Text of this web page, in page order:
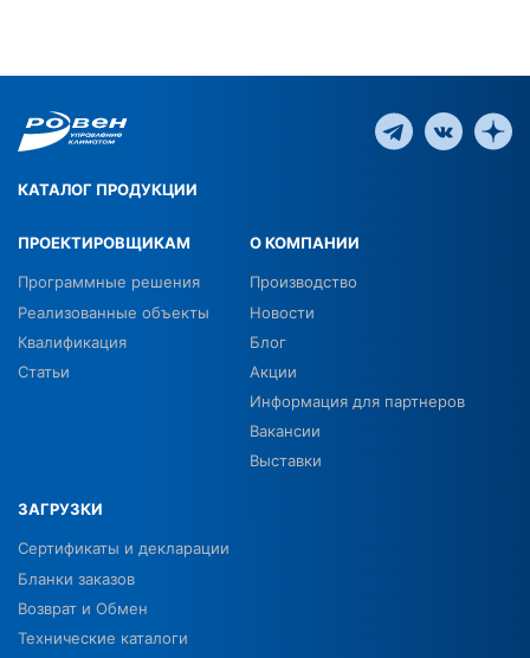
КАТАЛОГ ПРОДУКЦИИ
ПРОЕКТИРОВЩИКАМ
Программные решения
Реализованные объекты
Квалификация
Статьи
О КОМПАНИИ
Производство
Новости
Блог
Акции
Информация для партнеров
Вакансии
Выставки
ЗАГРУЗКИ
Сертификаты и декларации
Бланки заказов
Возврат и Обмен
Технические каталоги